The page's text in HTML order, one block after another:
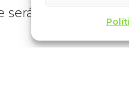
devuelto al